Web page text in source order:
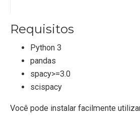
Requisitos
Python 3
pandas
spacy>=3.0
scispacy
Você pode instalar facilmente